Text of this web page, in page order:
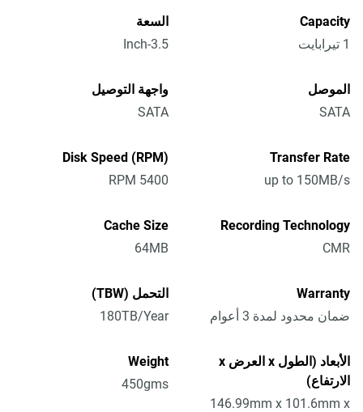
Capacity
1 تيرابايت
السعة
3.5-Inch
الموصل
SATA
واجهة التوصيل
SATA
Transfer Rate
up to 150MB/s
Disk Speed (RPM)
5400 RPM
Recording Technology
CMR
Cache Size
64MB
Warranty
ضمان محدود لمدة 3 أعوام
التحمل (TBW)
180TB/Year
الأبعاد (الطول x العرض x
الارتفاع)
146.99mm x 101.6mm x
Weight
450gms